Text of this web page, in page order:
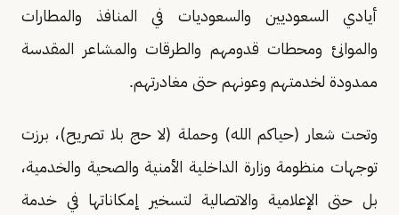
أيادي السعوديين والسعوديات في المنافذ والمطارات
والموانئ ومحطات قدومهم والطرقات والمشاعر المقدسة
ممدودة لخدمتهم وعونهم حتى مغادرتهم.
وتحت شعار (حياكم الله) وحملة (لا حج بلا تصريح)، برزت
توجهات منظومة وزارة الداخلية الأمنية والصحية والخدمية،
بل حتى الإعلامية والاتصالية لتسخير إمكاناتها في خدمة